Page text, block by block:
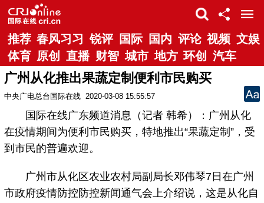
推荐 春风习习 锐评 国际 国内 评论 视频 文娱
体育 原创 直播 财智 城市 地方 环创 汽车
广州从化推出果蔬定制便利市民购买
中央广电总台国际在线 2020-03-08 15:55:57
国际在线广东频道消息（记者 韩希）：广州从化
在疫情期间为便利市民购买，特地推出“果蔬定制”，受
到市民的普遍欢迎。
广州市从化区农业农村局副局长邓伟琴7日在广州
市政府疫情防控防控新闻通气会上介绍说，这是从化自